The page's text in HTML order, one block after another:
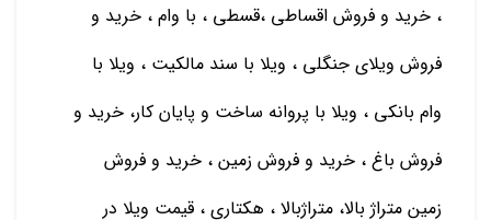
، خرید و فروش اقساطی ،قسطی ، با وام ، خرید و
فروش ویلای جنگلی ، ویلا با سند مالکیت ، ویلا با
وام بانکی ، ویلا با پروانه ساخت و پایان کار، خرید و
فروش باغ ، خرید و فروش زمین ، خرید و فروش
زمین متراژ بالا، متراژبالا ، هکتاری ، قیمت ویلا در